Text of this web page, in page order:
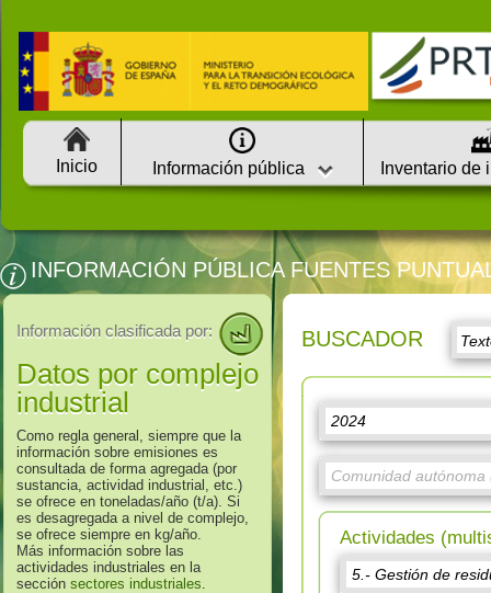
Inicio Información pública Inventario de
INFORMACIÓN PÚBLICA FUENTES
Información clasificada por:
Datos por complejo
industrial
Como regla general, siempre que la
información sobre emisiones es
consultada de forma agregada (por
sustancia, actividad industrial, etc.)
se ofrece en toneladas/año (t/a). Si
es desagregada a nivel de complejo,
se ofrece siempre en kg/año.
Más información sobre las
actividades industriales en la
sección sectores industriales.
BUSCADOR
Actividades